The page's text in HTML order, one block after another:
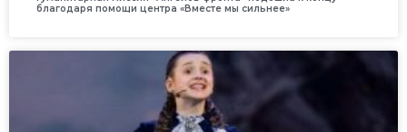
благодаря помощи центра «Вместе мы сильнее»